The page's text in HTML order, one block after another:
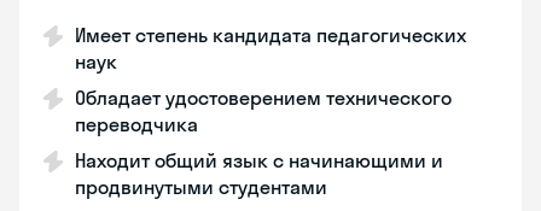
Имеет степень кандидата педагогических
наук
Обладает удостоверением технического
переводчика
Находит общий язык с начинающими и
продвинутыми студентами